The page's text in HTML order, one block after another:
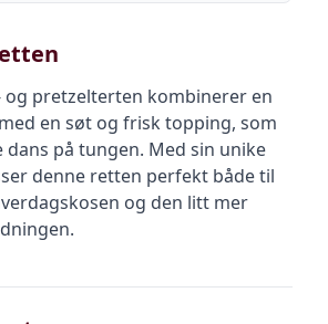
pretzelterten kombinerer en
en søt og frisk topping, som
dans på tungen. Med sin unike
denne retten perfekt både til
og den litt mer